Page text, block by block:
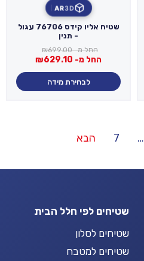
3D
AR
שטיח אליו קידס 76706 עגול
- תנין
החל מ- ₪699.00
החל מ- ₪629.10
לבחירת מידה
…
7 הבא
שטיחים לפי חלל הבית
שטיחים לסלון
שטיחים למטבח